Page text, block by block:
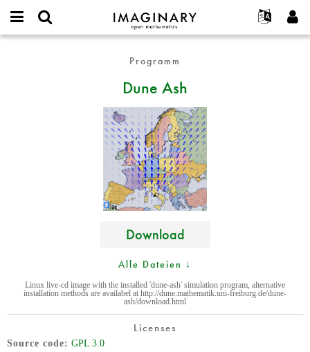
IMAGINARY
open
Français
Deutsch
한국어
Español
Türkçe
Programme
Galerien
Hands-on
Filme
Texte
Ausstellungen
Mehr...
Projekte
Mitmachen
Kontakt
Neues Benutzerkonto erstellen
Neues Passwort anfordern
Programm
Dune Ash
Download
Alle Dateien ↓
Linux live-cd image with the installed 'dune-ash' simulation program, alternative
installation methods are availabel at http://dune.mathematik.uni-freiburg.de/dune-
ash/download.html
Licenses
Source code
GPL 3.0